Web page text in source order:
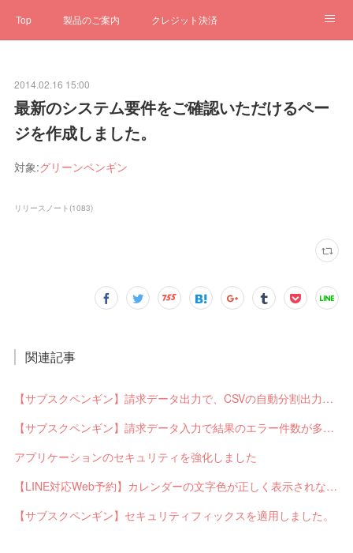
Top 製品のご案内 クレジット決済
クローゼット お問合せ
2014.02.16 15:00
最新のシステム要件をご確認いただけるペー
ジを作成しました。
対象:グリーンペンギン
リリースノート (1083)
関連記事
【サブスクペンギン】請求データ出力で、CSVの自動分割出力と出力ステータスの確認ができるようになりました。
【サブスクペンギン】請求データ入力で結果のエラー件数が多い場合に応答不能になるバグを修正しました。
アプリケーションのセキュリティを強化しました
【LINE対応Web予約】カレンダーの文字色が正しく表示されないバグを修正しました。
【サブスクペンギン】セキュリティフィックスを適用しました。